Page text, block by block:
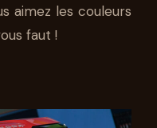
aimez les couleurs
faut !